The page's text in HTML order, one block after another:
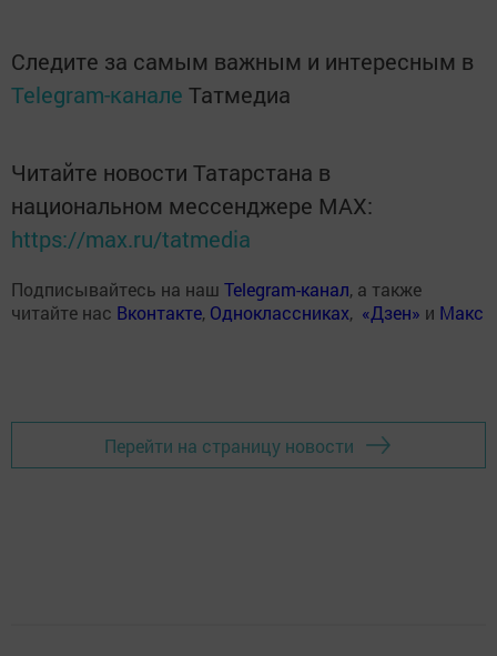
Следите за самым важным и интересным в
Telegram-канале Татмедиа
Читайте новости Татарстана в
национальном мессенджере MАХ:
https://max.ru/tatmedia
Подписывайтесь на наш Telegram-канал, а также
читайте нас Вконтакте, Одноклассниках, «Дзен» и Макс
Перейти на страницу новости